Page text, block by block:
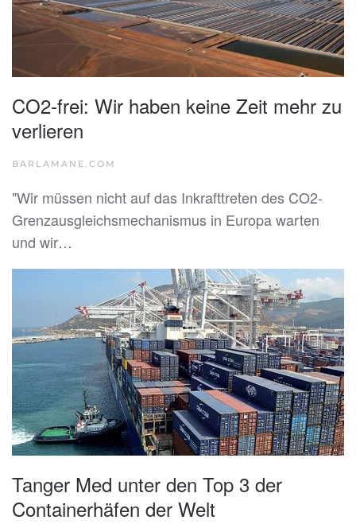
CO2-frei: Wir haben keine Zeit mehr zu
verlieren
BARLAMANE.COM
"Wir müssen nicht auf das Inkrafttreten des CO2-
Grenzausgleichsmechanismus in Europa warten
und wir…
Tanger Med unter den Top 3 der
Containerhäfen der Welt